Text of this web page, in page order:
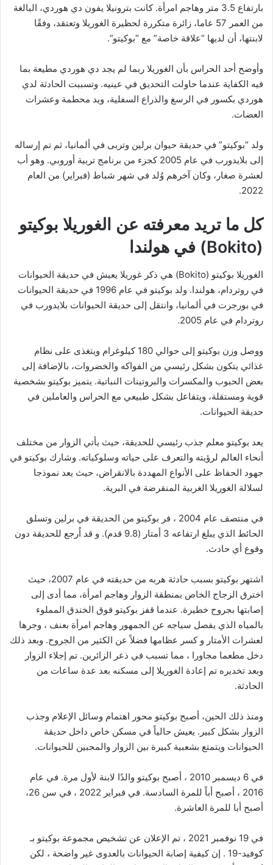
بارتفاع 3.5 متر وهاجم امرأة. كانت بترونيلا يفون دي هوردي، البالغة
من العمر 57 عاما، زائرة متكررة لحظيرة الغوريلا وتعتقد، وفقًا
لابنتها، أن لديها “علاقة خاصة” مع “بوكيتو”.
وأوضح أحد الحراس بأن الغوريلا ربما لم يجد دي هوردي مطيعة بما
فيه الكفاية عندما حاولت التحديق في عينيه. وتسببت الحادثة لدي
هوردي بكسور في الرسغ والذراع السفلية، ويد محطمة وعشرات
العضات.
ولد “بوكيتو” في حديقة حيوان برلين وتربى في ألمانيا، ثم تم إرساله
إلى بلايدورب في عام 2005 كجزء من برنامج تربية أوروبي. وهو أب
لعشرة صغار، وكان آخرهم وُلد في شهر شباط (فبراير) من العام
2022.
كل ما تريد معرفته عن الغوريلا بوكيتو
(Bokito) في هولندا
الغوريلا بوكيتو (Bokito) هي ذكر غوريلا يعيش في حديقة الحيوانات
في روتردام، هولندا. ولد بوكيتو في عام 1996 في حديقة الحيوانات
في بورجرت في ألمانيا، وانتقل إلى حديقة الحيوانات بلايدورب في
روتردام في عام 2005.
ووصل وزن بوكيتو إلى حوالي 180 كيلوغرام ويتغذى على نظام
غذائي يتكون بشكل رئيسي من الفواكه والخضروات، بالإضافة إلى
بعض الحبوب والمكسرات والبروتينات النباتية. يتميز بوكيتو بشخصية
قوية ومستقلة، ويتفاعل بشكل طبيعي مع الحراس والعاملين في
حديقة الحيوانات.
يعد بوكيتو معلم جذب رئيسي للحديقة، حيث يأتي الزوار من مختلف
أنحاء العالم لرؤيته والتعرف على حياته وسلوكياته. وشارك بوكيتو في
جهود الحفاظ على الأنواع المهددة بالانقراض، حيث يعد نموذجا
لسلالة الغوريلا الغربية المنقرضة في البرية.
في منتصف عام 2004 ، فر بوكيتو من الحديقة في برلين وتسلق
الحائط الذي يبلغ ارتفاعه 3 أمتار (9.8 قدم). و قد اُرجع للحديقة دون
وقوع أي حادث.
اشتهر بوكيتو بسبب حادثة هربه من حديقته في عام 2007، حيث
اخترق الزجاج الخاص بمنطقة الزوار وهاجم امرأة، مما أدى إلى
إصابتها بجروح خطيرة. عندما قفز بوكيتو فوق الخندق المملوء
بالمياه الذي يفصل سياجه عن الجمهور وهاجم امرأة بعنف ، وجرها
لعشرات الأمتار و كسر عظامها فضلاً عن الكثير من الجروح. وبعد ذلك
دخل مطعما مجاورا ، مما تسبب في ذعر الزائرين. تم إجلاء الزوار
وبعد تخديره تم إعادة الغوريلا إلى مسكنه بعد عدة ساعات من
الحادثة.
ومنذ ذلك الحين، أصبح بوكيتو محور اهتمام وسائل الإعلام وجذب
الزوار بشكل كبير. يعيش حالياً في مسكن خاص داخل حديقة
الحيوانات ويتمتع بشعبية كبيرة بين الزوار والمحبين للحيوانات.
في 6 ديسمبر 2010 ، أصبح بوكيتو والدًا لابنة لأول مرة. في عام
2016 ، أصبح أباً للمرة السادسة. في فبراير 2022 ، في سن 26،
أصبح أبا للمرة العاشرة.
في 19 نوفمبر 2021 ، تم الإعلان عن تشخيص مجموعة بوكيتو بـ
كوفيد-19 . إن كيفية إصابة الحيوانات بالعدوى غير واضحة ، لكن